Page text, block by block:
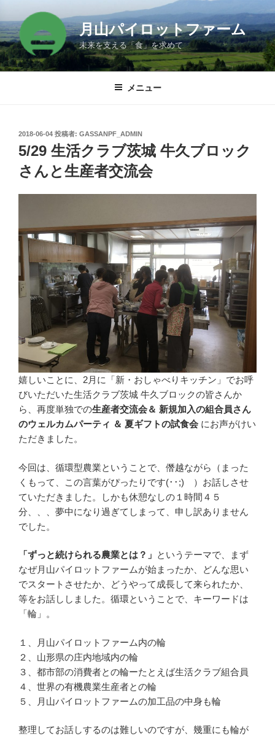
ン
テ
ン
ツ
月山パイロットファーム
未来を支える「食」を求めて
メニュー
投
稿
日:
2018-06-04 投稿者: GASSANPF_ADMIN
5/29 生活クラブ茨城 牛久ブロック
さんと生産者交流会
嬉しいことに、2月に「新・おしゃべりキッチン」でお呼
びいただいた生活クラブ茨城 牛久ブロックの皆さんか
ら、再度単独での生産者交流会＆ 新規加入の組合員さん
のウェルカムパーティ ＆ 夏ギフトの試食会 にお声がけい
ただきました。
今回は、循環型農業ということで、僭越ながら（まった
くもって、この言葉がぴったりです(･･;) ）お話しさせ
ていただきました。しかも休憩なしの１時間４５
分、、、夢中になり過ぎてしまって、申し訳ありません
でした。
「ずっと続けられる農業とは？」 というテーマで、まず
なぜ月山パイロットファームが始まったか、どんな思い
でスタートさせたか、どうやって成長して来られたか、
等をお話ししました。循環ということで、キーワードは
「輪」。
１、月山パイロットファーム内の輪
２、山形県の庄内地域内の輪
３、都市部の消費者との輪ーたとえば生活クラブ組合員
４、世界の有機農業生産者との輪
５、月山パイロットファームの加工品の中身も輪
整理してお話しするのは難しいのですが、幾重にも輪が